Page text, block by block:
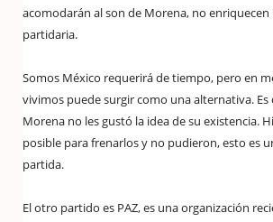
acomodarán al son de Morena, no
partidaria.
Somos México requerirá de tiempo, pero en
vivimos puede surgir como una alternativa. Es
Morena no les gustó la idea de su existencia.
posible para frenarlos y no pudieron, esto es
partida.
El otro partido es PAZ, es una organización